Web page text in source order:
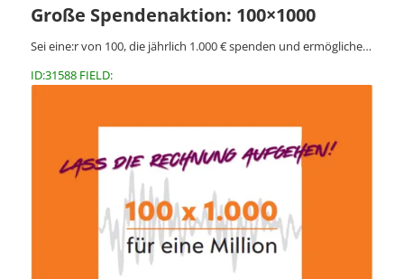
Große Spendenaktion: 100×1000
Sei eine:r von 100, die jährlich 1.000 € spenden und ermögliche…
ID:31588 FIELD: